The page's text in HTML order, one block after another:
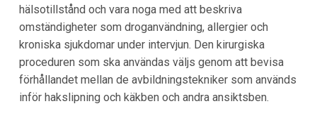
hälsotillstånd och vara noga med att beskriva
omständigheter som droganvändning, allergier och
kroniska sjukdomar under intervjun. Den kirurgiska
proceduren som ska användas väljs genom att bevisa
förhållandet mellan de avbildningstekniker som används
inför hakslipning och käkben och andra ansiktsben.